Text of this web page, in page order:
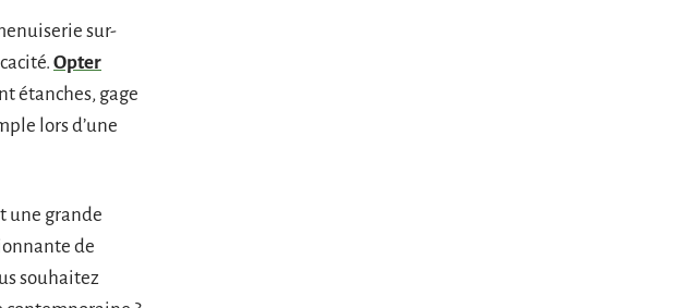
sur-
Opter
étanches, gage
lors d’une
une grande
de
souhaitez